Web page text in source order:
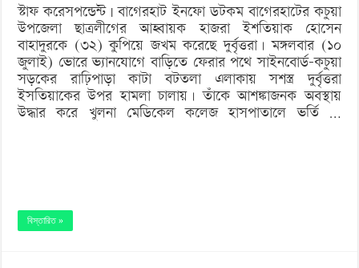
স্টাফ করেসপন্ডেন্ট | বাগেরহাট ইনফো ডটকম বাগেরহাটের কচুয়া
উপজেলা ছাত্রলীগের আহ্বায়ক হাজরা ইশতিয়াক হোসেন
বাহাদুরকে (৩২) কুপিয়ে জখম করেছে দুর্বৃত্তরা। মঙ্গলবার (১০
জুলাই) ভোরে ভ্যানযোগে বাড়িতে ফেরার পথে সাইনবোর্ড-কচুয়া
সড়কের রাঢ়িপাড়া কাটা বটতলা এলাকায় সশস্ত্র দুর্বৃত্তরা
ইসতিয়াকের উপর হামলা চালায়। তাঁকে আশঙ্কাজনক অবস্থায়
উদ্ধার করে খুলনা মেডিকেল কলেজ হাসপাতালে ভর্তি …
বিস্তারিত »